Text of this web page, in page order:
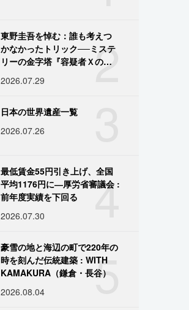
2
東野圭吾を悼む：誰も考えつ
かなかったトリック──ミステ
リーの金字塔『容疑者Ｘの献
2026.07.29
日本の世界遺産一覧
2026.07.26
4
最低賃金55円引き上げ、全国
平均1176円に―厚労省審議会 :
前年度実績を下回る
2026.07.30
5
豪雪の地と海辺の町で220年の
時を刻んだ伝統建築 : WITH
KAMAKURA（鎌倉・長谷）
2026.08.04